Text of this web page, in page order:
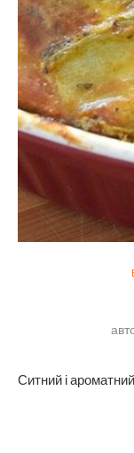
Ситний і ароматний